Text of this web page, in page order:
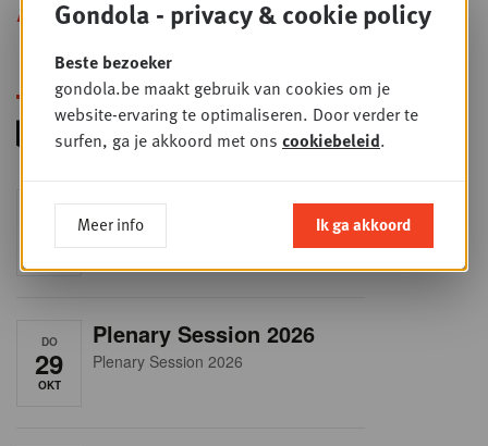
Alle opleidingen
RET-TALK
CEO ONLY
DO
29
OKT
Plenary Session 2026
Plenary Session 2026
Gondola - privacy & cookie policy
Beste bezoeker
gondola.be maakt gebruik van cookies om je
website-ervaring te optimaliseren. Door verder te
surfen, ga je akkoord met ons cookiebeleid.
Meer info Ik ga akkoord